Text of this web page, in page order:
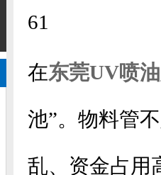
61
在东莞UV喷
池”。物料管
乱、资金占用